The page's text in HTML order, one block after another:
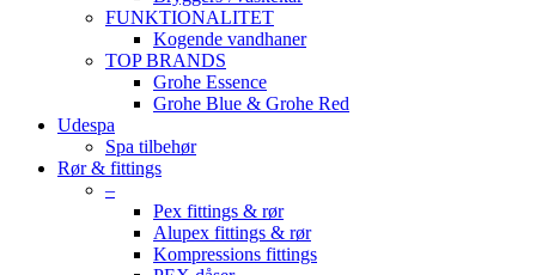
FUNKTIONALITET
Kogende vandhaner
TOP BRANDS
Grohe Essence
Grohe Blue & Grohe Red
Udespa
Spa tilbehør
Rør & fittings
–
Pex fittings & rør
Alupex fittings & rør
Kompressions fittings